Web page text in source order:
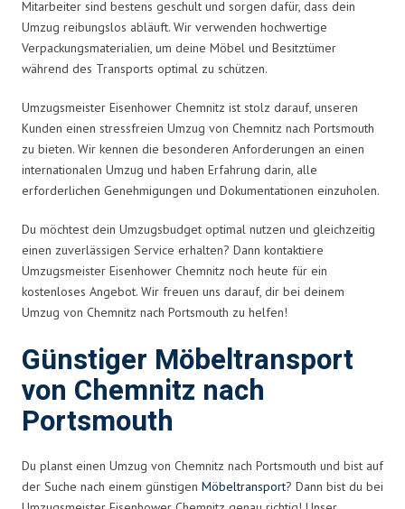
Mitarbeiter sind bestens geschult und sorgen dafür, dass dein
Umzug reibungslos abläuft. Wir verwenden hochwertige
Verpackungsmaterialien, um deine Möbel und Besitztümer
während des Transports optimal zu schützen.
Umzugsmeister Eisenhower Chemnitz ist stolz darauf, unseren
Kunden einen stressfreien Umzug von Chemnitz nach Portsmouth
zu bieten. Wir kennen die besonderen Anforderungen an einen
internationalen Umzug und haben Erfahrung darin, alle
erforderlichen Genehmigungen und Dokumentationen einzuholen.
Du möchtest dein Umzugsbudget optimal nutzen und gleichzeitig
einen zuverlässigen Service erhalten? Dann kontaktiere
Umzugsmeister Eisenhower Chemnitz noch heute für ein
kostenloses Angebot. Wir freuen uns darauf, dir bei deinem
Umzug von Chemnitz nach Portsmouth zu helfen!
Günstiger Möbeltransport
von Chemnitz nach
Portsmouth
Du planst einen Umzug von Chemnitz nach Portsmouth und bist auf
der Suche nach einem günstigen Möbeltransport? Dann bist du bei